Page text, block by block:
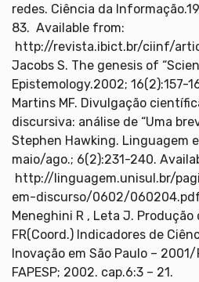
redes. Ciência da
83. Available from:
http://revista.ibict.br/ciinf/
Jacobs S. The genesis of
Epistemology.2002; 16(2):157-
Martins MF. Divulgação
discursiva: análise de “Uma
Stephen Hawking. Linguagem
maio/ago.; 6(2):231-240.
http://linguagem.unisul.br/
em-discurso/0602/
Meneghini R , Leta J.
FR(Coord.) Indicadores de
Inovação em São Paulo – 2001/
FAPESP; 2002. cap.6:3 – 21.